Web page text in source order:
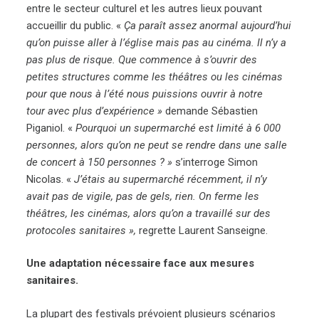
entre le secteur culturel et les autres lieux pouvant
accueillir du public. « Ça paraît assez anormal aujourd’hui
qu’on puisse aller à l’église mais pas au cinéma. Il n’y a
pas plus de risque. Que commence à s’ouvrir des
petites structures comme les théâtres ou les cinémas
pour que nous à l’été nous puissions ouvrir à notre
tour avec plus d’expérience »demande Sébastien
Piganiol. «Pourquoi un supermarché est limité à 6 000
personnes, alors qu’on ne peut se rendre dans une salle
de concert à 150 personnes ? »s’interroge Simon
Nicolas. «J’étais au supermarché récemment, il n’y
avait pas de vigile, pas de gels, rien. On ferme les
théâtres, les cinémas, alors qu’on a travaillé sur des
protocoles sanitaires »,regrette Laurent Sanseigne.
Une adaptation nécessaire face aux mesures
sanitaires.
La plupart des festivals prévoient plusieurs scénarios